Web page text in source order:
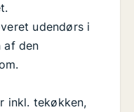
udendørs i
af den
inkl. tekøkken,